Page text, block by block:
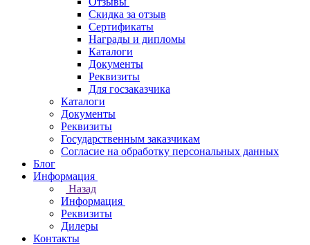
Скидка за отзыв
Сертификаты
Награды и дипломы
Каталоги
Документы
Реквизиты
Для госзаказчика
Каталоги
Документы
Реквизиты
Государственным заказчикам
Согласие на обработку персональных данных
Блог
Информация
Назад
Информация
Реквизиты
Дилеры
Контакты